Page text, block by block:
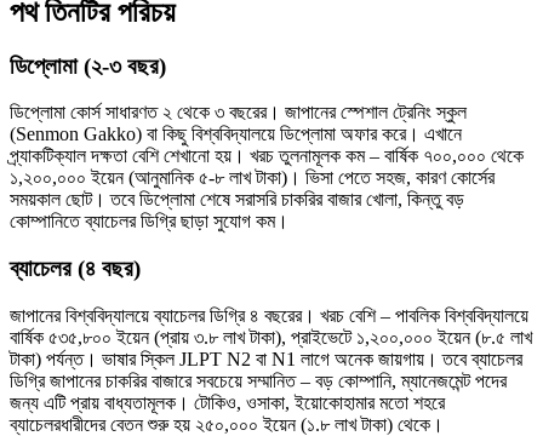
পথ তিনটির পরিচয়
ডিপ্লোমা (২-৩ বছর)
ডিপ্লোমা কোর্স সাধারণত ২ থেকে ৩ বছরের। জাপানের স্পেশাল ট্রেনিং স্কুল
(Senmon Gakko) বা কিছু বিশ্ববিদ্যালয়ে ডিপ্লোমা অফার করে। এখানে
প্র্যাকটিক্যাল দক্ষতা বেশি শেখানো হয়। খরচ তুলনামূলক কম – বার্ষিক ৭০০,০০০ থেকে
১,২০০,০০০ ইয়েন (আনুমানিক ৫-৮ লাখ টাকা)। ভিসা পেতে সহজ, কারণ কোর্সের
সময়কাল ছোট। তবে ডিপ্লোমা শেষে সরাসরি চাকরির বাজার খোলা, কিন্তু বড়
কোম্পানিতে ব্যাচেলর ডিগ্রি ছাড়া সুযোগ কম।
ব্যাচেলর (৪ বছর)
জাপানের বিশ্ববিদ্যালয়ে ব্যাচেলর ডিগ্রি ৪ বছরের। খরচ বেশি – পাবলিক বিশ্ববিদ্যালয়ে
বার্ষিক ৫৩৫,৮০০ ইয়েন (প্রায় ৩.৮ লাখ টাকা), প্রাইভেটে ১,২০০,০০০ ইয়েন (৮.৫ লাখ
টাকা) পর্যন্ত। ভাষার স্কিল JLPT N2 বা N1 লাগে অনেক জায়গায়। তবে ব্যাচেলর
ডিগ্রি জাপানের চাকরির বাজারে সবচেয়ে সম্মানিত – বড় কোম্পানি, ম্যানেজমেন্ট পদের
জন্য এটি প্রায় বাধ্যতামূলক। টোকিও, ওসাকা, ইয়োকোহামার মতো শহরে
ব্যাচেলরধারীদের বেতন শুরু হয় ২৫০,০০০ ইয়েন (১.৮ লাখ টাকা) থেকে।